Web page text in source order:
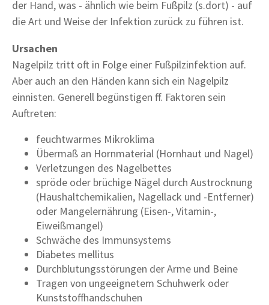
der Hand, was - ähnlich wie beim Fußpilz (s.dort) - auf
die Art und Weise der Infektion zurück zu führen ist.
Ursachen
Nagelpilz tritt oft in Folge einer Fußpilzinfektion auf.
Aber auch an den Händen kann sich ein Nagelpilz
einnisten. Generell begünstigen ff. Faktoren sein
Auftreten:
feuchtwarmes Mikroklima
Übermaß an Hornmaterial (Hornhaut und Nagel)
Verletzungen des Nagelbettes
spröde oder brüchige Nägel durch Austrocknung
(Haushaltchemikalien, Nagellack und -Entferner)
oder Mangelernährung (Eisen-, Vitamin-,
Eiweißmangel)
Schwäche des Immunsystems
Diabetes mellitus
Durchblutungsstörungen der Arme und Beine
Tragen von ungeeignetem Schuhwerk oder
Kunststoffhandschuhen